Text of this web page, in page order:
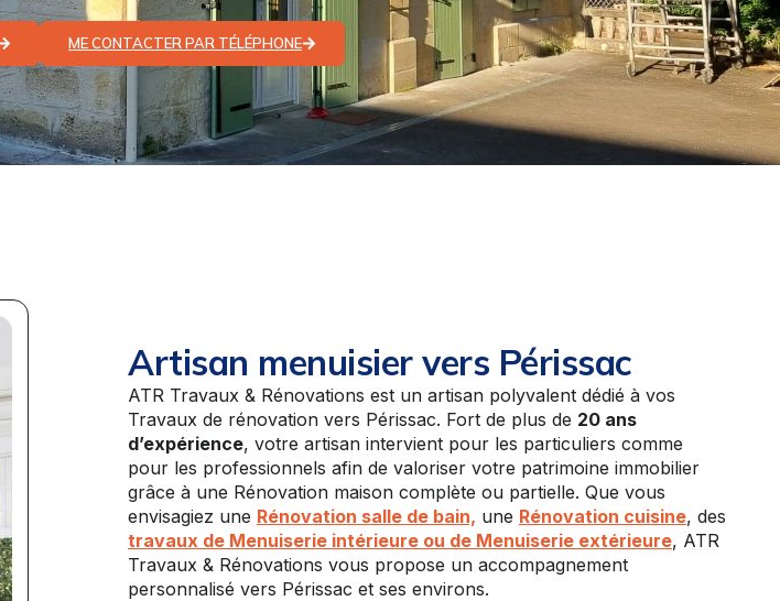
ME CONTACTER PAR TÉLÉPHONE
Artisan menuisier vers Périssac
ATR Travaux & Rénovations est un artisan polyvalent dédié à vos
Travaux de rénovation vers Périssac. Fort de plus de 20 ans
d’expérience, votre artisan intervient pour les particuliers comme
pour les professionnels afin de valoriser votre patrimoine immobilier
grâce à une Rénovation maison complète ou partielle. Que vous
envisagiez une Rénovation salle de bain, une Rénovation cuisine, des
travaux de Menuiserie intérieure ou de Menuiserie extérieure, ATR
Travaux & Rénovations vous propose un accompagnement
personnalisé vers Périssac et ses environs.